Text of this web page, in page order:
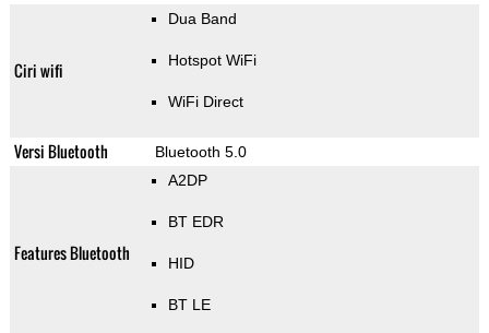
Ciri wifi
Dua Band
Hotspot WiFi
WiFi Direct
Versi Bluetooth Bluetooth 5.0
Features Bluetooth
A2DP
BT EDR
HID
BT LE